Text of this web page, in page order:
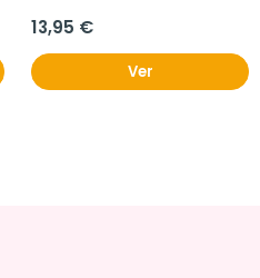
250 ml
13,95 €
Ver